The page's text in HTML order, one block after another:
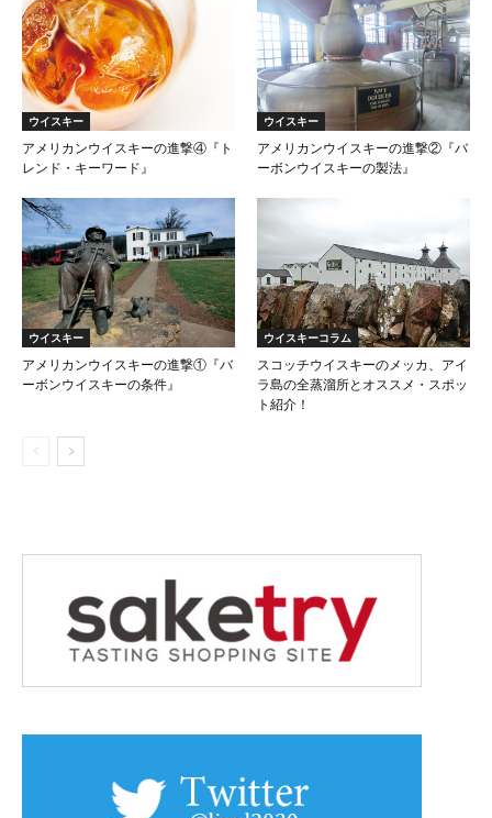
ウイスキー
アメリカンウイスキーの進撃④『ト
レンド・キーワード』
ウイスキー
アメリカンウイスキーの進撃②『バ
ーボンウイスキーの製法』
ウイスキー
アメリカンウイスキーの進撃①『バ
ーボンウイスキーの条件』
ウイスキーコラム
スコッチウイスキーのメッカ、アイ
ラ島の全蒸溜所とオススメ・スポッ
ト紹介！